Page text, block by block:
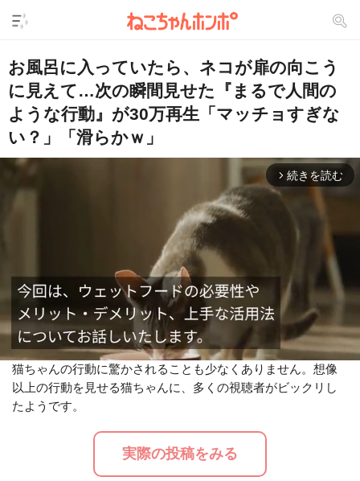
お風呂に入っていたら、ネコが扉の向こう
に見えて…次の瞬間見せた『まるで人間の
ような行動』が30万再生「マッチョすぎな
い？」「滑らかｗ」
arrow_forward_ios 続きを読む
猫ちゃんの行動に驚かされることも少なくありません。想像
以上の行動を見せる猫ちゃんに、多くの視聴者がビックリし
たようです。
実際の投稿をみる